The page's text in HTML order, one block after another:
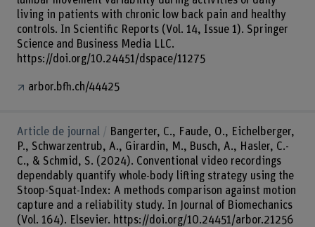
living in patients with chronic low back pain and healthy
controls. In Scientific Reports (Vol. 14, Issue 1). Springer
Science and Business Media LLC.
https://doi.org/10.24451/dspace/11275
arbor.bfh.ch/44425
Article de journal
Bangerter, C., Faude, O., Eichelberger,
P., Schwarzentrub, A., Girardin, M., Busch, A., Hasler, C.-
C., & Schmid, S. (2024). Conventional video recordings
dependably quantify whole-body lifting strategy using the
Stoop-Squat-Index: A methods comparison against motion
capture and a reliability study. In Journal of Biomechanics
(Vol. 164). Elsevier. https://doi.org/10.24451/arbor.21256